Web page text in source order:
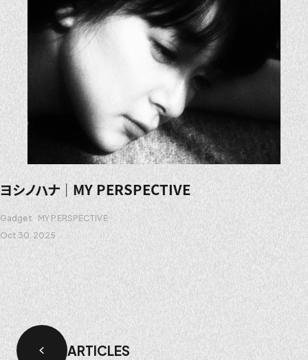
ヨシノハナ｜MY PERSPECTIVE
Gadget
MY PERSPECTIVE
Oct 30. 2025
ARTICLES